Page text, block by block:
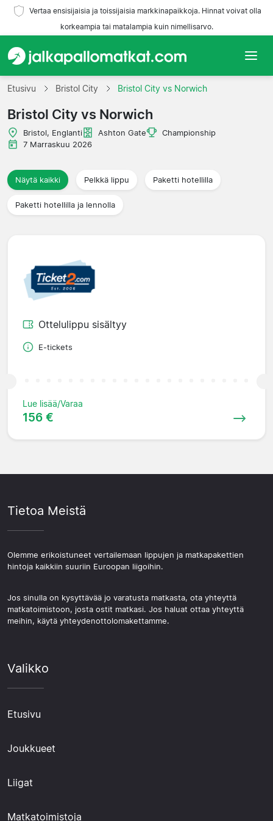
Vertaa ensisijaisia ja toissijaisia markkinapaikkoja. Hinnat voivat olla
korkeampia tai matalampia kuin nimellisarvo.
Etusivu
Joukkueet
Liigat
Matkatoimistoja
Etusivu Bristol City Bristol City vs Norwich
Bristol City vs Norwich
Bristol, Englanti Ashton Gate
Championship
7 Marraskuu 2026
Näytä kaikki Pelkkä lippu Paketti hotellilla
Paketti hotellilla ja lennolla
Ottelulippu sisältyy
E-tickets
Lue lisää/Varaa
156 €
Tietoa Meistä
Olemme erikoistuneet vertailemaan lippujen ja matkapakettien
hintoja kaikkiin suuriin Euroopan liigoihin.
Jos sinulla on kysyttävää jo varatusta matkasta, ota yhteyttä
matkatoimistoon, josta ostit matkasi. Jos haluat ottaa yhteyttä
meihin, käytä yhteydenottolomakettamme.
Valikko
Etusivu
Joukkueet
Liigat
Matkatoimistoja